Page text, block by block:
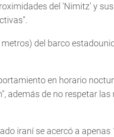
del 'Nimitz' y
del barco
en horario
además de no respetar las
iraní se acercó a apenas